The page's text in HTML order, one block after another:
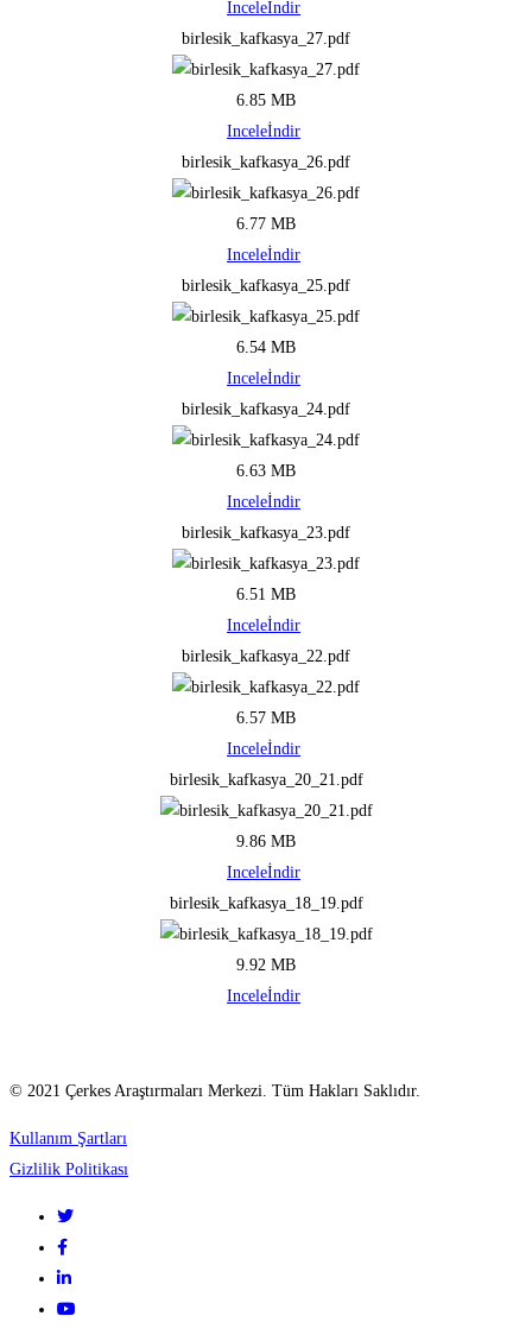
Inceleİndir
birlesik_kafkasya_27.pdf
6.85 MB
Inceleİndir
birlesik_kafkasya_26.pdf
6.77 MB
Inceleİndir
birlesik_kafkasya_25.pdf
6.54 MB
Inceleİndir
birlesik_kafkasya_24.pdf
6.63 MB
Inceleİndir
birlesik_kafkasya_23.pdf
6.51 MB
Inceleİndir
birlesik_kafkasya_22.pdf
6.57 MB
Inceleİndir
birlesik_kafkasya_20_21.pdf
9.86 MB
Inceleİndir
birlesik_kafkasya_18_19.pdf
9.92 MB
Inceleİndir
© 2021 Çerkes Araştırmaları Merkezi. Tüm Hakları Saklıdır.
Kullanım Şartları
Gizlilik Politikası